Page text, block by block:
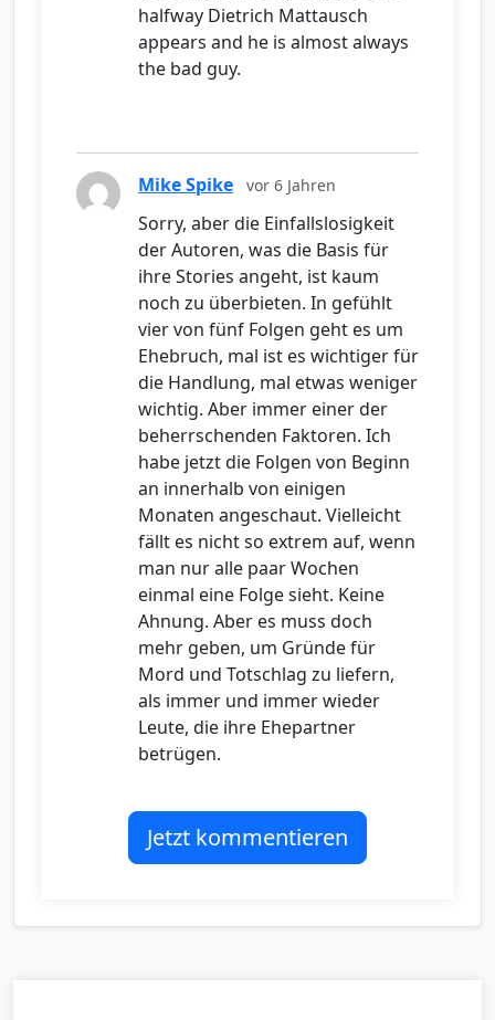
halfway Dietrich Mattausch
appears and he is almost always
the bad guy.
Mike Spike vor 6 Jahren
Sorry, aber die Einfallslosigkeit
der Autoren, was die Basis für
ihre Stories angeht, ist kaum
noch zu überbieten. In gefühlt
vier von fünf Folgen geht es um
Ehebruch, mal ist es wichtiger für
die Handlung, mal etwas weniger
wichtig. Aber immer einer der
beherrschenden Faktoren. Ich
habe jetzt die Folgen von Beginn
an innerhalb von einigen
Monaten angeschaut. Vielleicht
fällt es nicht so extrem auf, wenn
man nur alle paar Wochen
einmal eine Folge sieht. Keine
Ahnung. Aber es muss doch
mehr geben, um Gründe für
Mord und Totschlag zu liefern,
als immer und immer wieder
Leute, die ihre Ehepartner
betrügen.
Jetzt kommentieren